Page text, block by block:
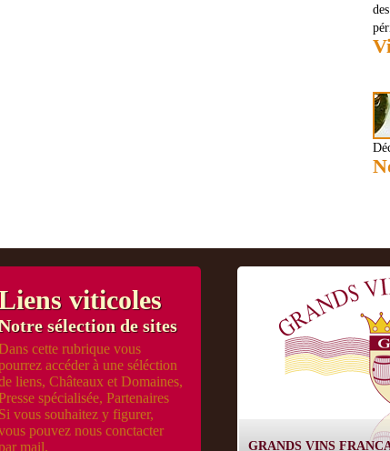
viticoles
sélection de sites
cette rubrique vous
accéder à une séléction
liens, Châteaux et Domaines,
spécialisée, Partenaires
Si vous souhaitez y figurer,
pouvez nous conctacter
mail.
GRANDS VINS